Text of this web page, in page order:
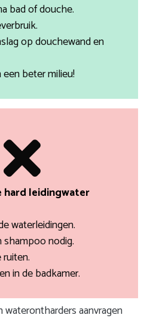
bad of douche.
op douchewand en
een beter milieu!
hard leidingwater
waterleidingen.
shampoo nodig.
in de badkamer.
waterontharders aanvragen